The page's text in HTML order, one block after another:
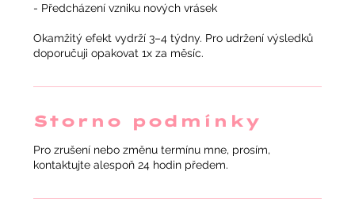
- Předcházení vzniku nových vrásek
Okamžitý efekt vydrží 3–4 týdny. Pro udržení výsledků
Storno podmínky
Pro zrušení nebo změnu termínu mne, prosím,
kontaktujte alespoň 24 hodin předem.